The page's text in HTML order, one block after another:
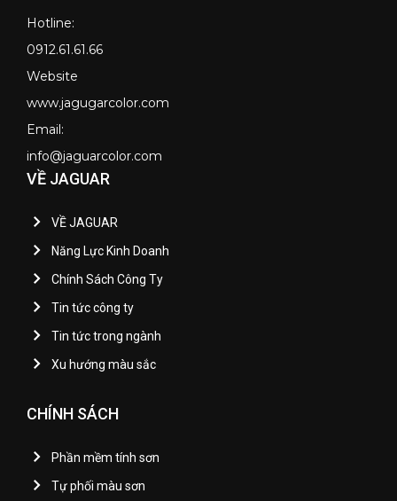
Hotline:
0912.61.61.66
Website
www.jagugarcolor.com
Email:
info@jaguarcolor.com
VỀ JAGUAR
VỀ JAGUAR
Năng Lực Kinh Doanh
Chính Sách Công Ty
Tin tức công ty
Tin tức trong ngành
Xu hướng màu sắc
CHÍNH SÁCH
Phần mềm tính sơn
Tự phối màu sơn